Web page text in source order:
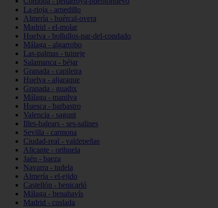
La-rioja - arnedillo
Almería - huércal-overa
Madrid - el-molar
Huelva - bollullos-par-del-condado
Málaga - algarrobo
Las-palmas - tuineje
Salamanca - béjar
Granada - capileira
Huelva - aljaraque
Granada - guadix
Málaga - manilva
Huesca - barbastro
Valencia - sagunt
Illes-balears - ses-salines
Sevilla - carmona
Ciudad-real - valdepeñas
Alicante - orihuela
Jaén - baeza
Navarra - tudela
Almería - el-ejido
Castellón - benicarló
Málaga - benahavís
Madrid - coslada